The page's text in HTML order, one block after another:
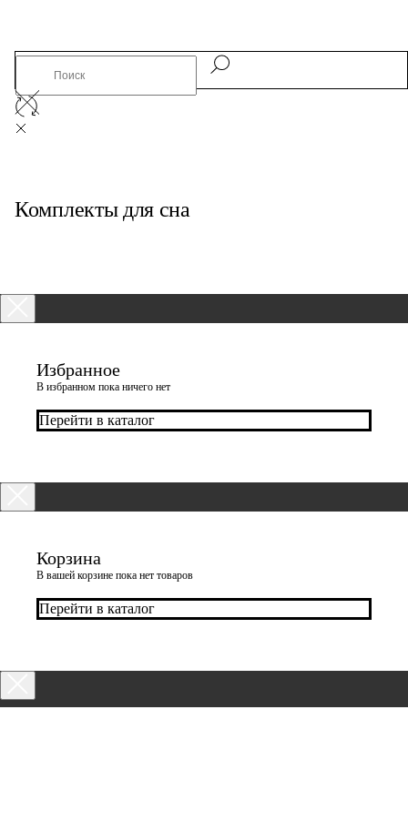
Комплекты для сна
Избранное
В избранном пока ничего нет
Перейти в каталог
Корзина
В вашей корзине пока нет товаров
Перейти в каталог